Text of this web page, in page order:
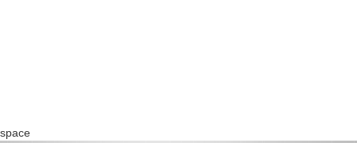
space